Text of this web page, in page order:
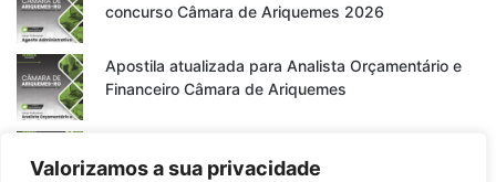
Valorizamos a sua privacidade
concurso Câmara de Ariquemes 2026
Apostila atualizada para Analista Orçamentário e
Financeiro Câmara de Ariquemes
Câmara de Ariquemes - RO